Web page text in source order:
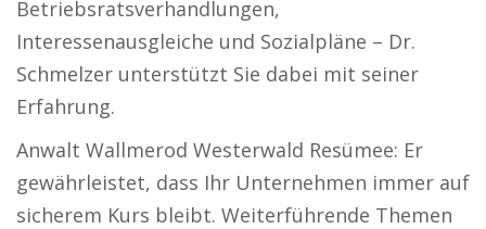
Betriebsratsverhandlungen,
Interessenausgleiche und Sozialpläne – Dr.
Schmelzer unterstützt Sie dabei mit seiner
Erfahrung.
Anwalt Wallmerod Westerwald Resümee: Er
gewährleistet, dass Ihr Unternehmen immer auf
sicherem Kurs bleibt. Weiterführende Themen